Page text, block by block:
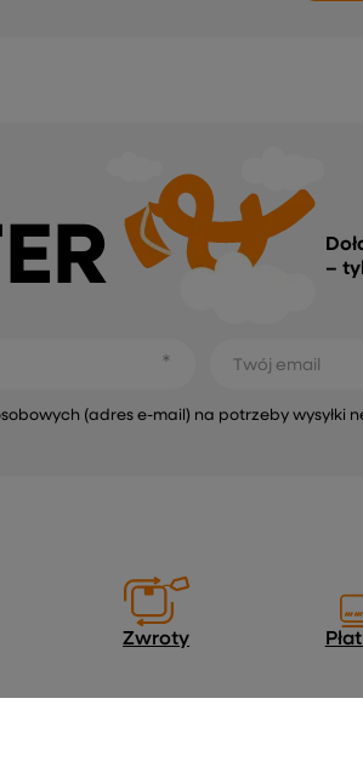
–
Twój email
(adres e-mail) na potrzeby wysyłki
Zwroty